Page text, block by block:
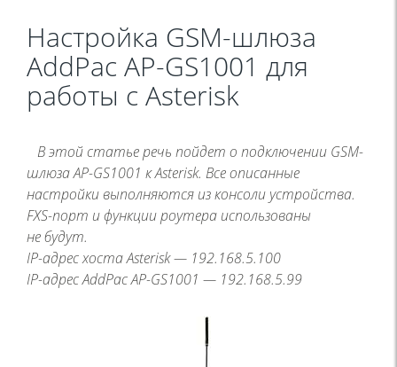
Настройка GSM-шлюза
AddPac AP-GS1001 для
работы с Asterisk
В этой статье речь пойдет о подключении GSM-
шлюза AP-GS1001 к Asterisk. Все описанные
настройки выполняются из консоли устройства.
FXS-порт и функции роутера использованы
не будут.
IP-адрес хоста Asterisk — 192.168.5.100
IP-адрес AddPac AP-GS1001 — 192.168.5.99